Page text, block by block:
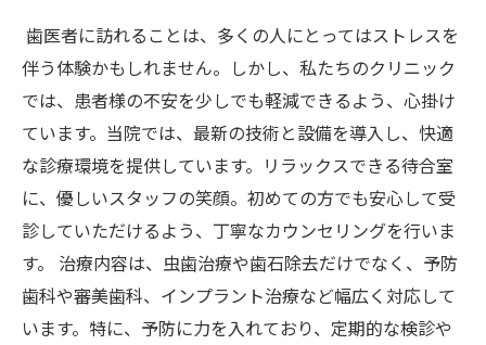
歯医者に訪れることは、多くの人にとってはストレスを
伴う体験かもしれません。しかし、私たちのクリニック
では、患者様の不安を少しでも軽減できるよう、心掛け
ています。当院では、最新の技術と設備を導入し、快適
な診療環境を提供しています。リラックスできる待合室
に、優しいスタッフの笑顔。初めての方でも安心して受
診していただけるよう、丁寧なカウンセリングを行いま
す。 治療内容は、虫歯治療や歯石除去だけでなく、予防
歯科や審美歯科、インプラント治療など幅広く対応して
います。特に、予防に力を入れており、定期的な検診や